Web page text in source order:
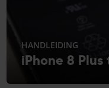
HANDLEIDING
iPhone 8